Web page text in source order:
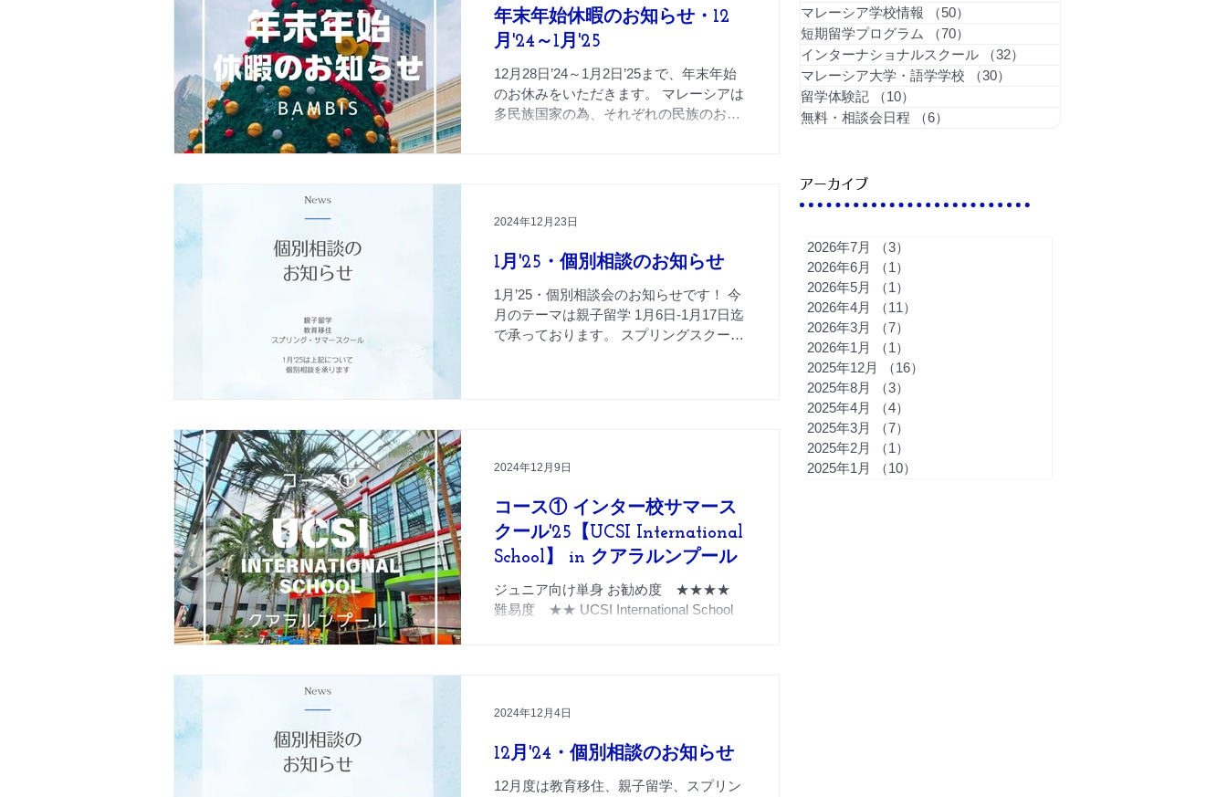
年末年始休暇のお知らせ・12
月'24～1月'25
12月28日’24～1月2日’25まで、年末年始
のお休みをいただきます。 マレーシアは
多民族国家の為、それぞれの民族のお正
ます。...
1月'25・個別相談のお知らせ
1月’25・個別相談会のお知らせです！ 今
月のテーマは親子留学 1月6日-1月17日迄
で承っております。 スプリングスクー
2024年12月23日
コース①​ インター校サマース
クール​​'25【UCSI International
School】 in クアラルンプール
ジュニア向け単身 お勧め度 ★★★★
難易度 ★★ UCSI International School
2024年12月9日
12月'24・個別相談のお知らせ
12月度は教育移住、親子留学、スプリン
2024年12月4日
マレーシア学校情報
（50）
短期留学プログラム
（70）
インターナショナルスクール
（32）
マレーシア大学・語学学校
（30）
留学体験記
（10）
無料・相談会日程
（6）
アーカイブ
2026年7月 （3）
2026年6月
（1）
2026年5月
（1）
2026年4月
（11）
2026年3月
（7）
2026年1月
（1）
2025年12月
（16）
2025年8月
（3）
2025年4月
（4）
2025年3月
（7）
2025年2月
（1）
2025年1月
（10）